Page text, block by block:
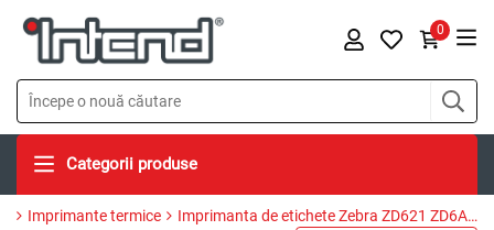
0
Categorii produse
Imprimante termice Imprimanta de etichete Zebra ZD621 ZD6A042-30ER02EZ